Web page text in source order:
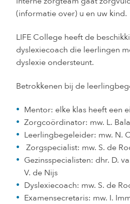
(informatie over) u en uw kind.
LIFE College heeft de
dyslexiecoach die leerlingen
dyslexie ondersteunt.
Betrokkenen bij de
Mentor: elke klas heeft een
Zorgcoördinator: mw. L.
Leerlingbegeleider: mw. N.
Zorgspecialist: mw. S. de
Gezinsspecialisten: dhr. D.
V. de Nijs
Dyslexiecoach: mw. S. de
Examensecretaris: mw. I.